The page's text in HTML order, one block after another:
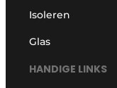
Isoleren
Glas
HANDIGE LINKS